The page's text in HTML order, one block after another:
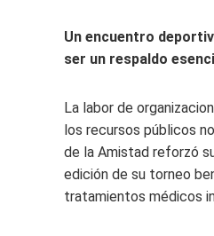
Un encuentro
ser un respaldo
La labor de
los recursos públicos
de la Amistad reforzó
edición de su torneo
tratamientos médicos